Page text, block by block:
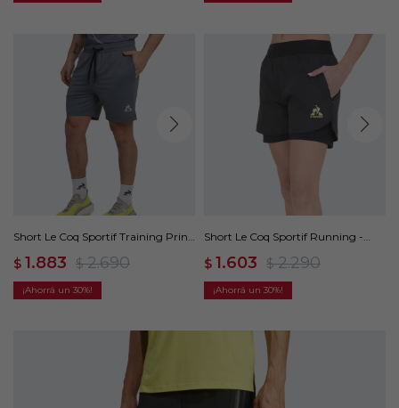
Short Le Coq Sportif Training Print
$ 1.883 $ 2.690
30
Short Le Coq Sportif Running -
$ 1.603 $ 2.290
30